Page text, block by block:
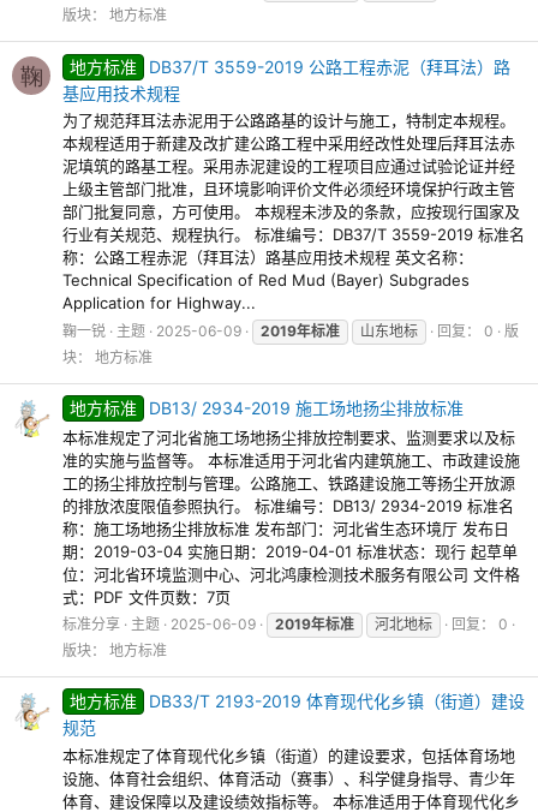
版块： 地方标准
鞠 地方标准
DB37/T 3559-2019 公路工程赤泥（拜耳法）路
基应用技术规程
为了规范拜耳法赤泥用于公路路基的设计与施工，特制定本规程。
本规程适用于新建及改扩建公路工程中采用经改性处理后拜耳法赤
泥填筑的路基工程。采用赤泥建设的工程项目应通过试验论证并经
上级主管部门批准，且环境影响评价文件必须经环境保护行政主管
部门批复同意，方可使用。 本规程未涉及的条款，应按现行国家及
行业有关规范、规程执行。 标准编号：DB37/T 3559-2019 标准名
称：公路工程赤泥（拜耳法）路基应用技术规程 英文名称：
Technical Specification of Red Mud (Bayer) Subgrades
Application for Highway...
鞠一锐 主题 2025-06-09 2019年标准 山东地标 回复： 0
版
块： 地方标准
地方标准 DB13/ 2934-2019 施工场地扬尘排放标准
本标准规定了河北省施工场地扬尘排放控制要求、监测要求以及标
准的实施与监督等。 本标准适用于河北省内建筑施工、市政建设施
工的扬尘排放控制与管理。公路施工、铁路建设施工等扬尘开放源
的排放浓度限值参照执行。 标准编号：DB13/ 2934-2019 标准名
称：施工场地扬尘排放标准 发布部门：河北省生态环境厅 发布日
期：2019-03-04 实施日期：2019-04-01 标准状态：现行 起草单
位：河北省环境监测中心、河北鸿康检测技术服务有限公司 文件格
式：PDF 文件页数：7页
标准分享 主题 2025-06-09 2019年标准 河北地标
回复： 0
版块： 地方标准
地方标准
DB33/T 2193-2019 体育现代化乡镇（街道）建设
规范
本标准规定了体育现代化乡镇（街道）的建设要求，包括体育场地
设施、体育社会组织、体育活动（赛事）、科学健身指导、青少年
体育、建设保障以及建设绩效指标等。 本标准适用于体育现代化乡